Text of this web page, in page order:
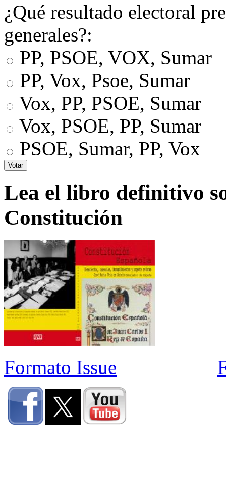
¿Qué resultado electoral
generales?:
PP, PSOE, VOX, Sumar
PP, Vox, Psoe, Sumar
Vox, PP, PSOE, Sumar
Vox, PSOE, PP, Sumar
PSOE, Sumar, PP, Vox
Lea el libro definitivo
Constitución
Formato Issue